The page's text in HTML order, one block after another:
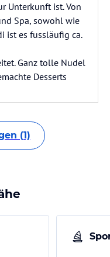
Unterkunft ist. Von
Spa, sowohl wie
ist es fussläufig ca.
Ganz tolle Nudel
Desserts
(1)